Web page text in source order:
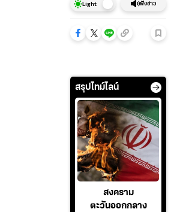
Light ฟังข่าว
สรุปไทม์ไลน์
สงคราม
ตะวันออกกลาง